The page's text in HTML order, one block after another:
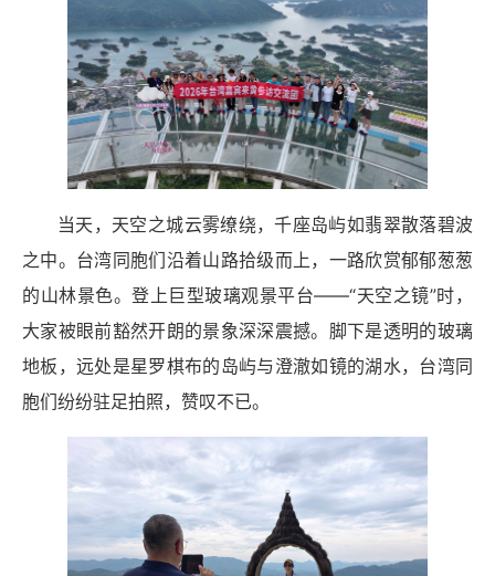
当天，天空之城云雾缭绕，千座岛屿如翡翠散落碧波
之中。台湾同胞们沿着山路拾级而上，一路欣赏郁郁葱葱
的山林景色。登上巨型玻璃观景平台——“天空之镜”时，
大家被眼前豁然开朗的景象深深震撼。脚下是透明的玻璃
地板，远处是星罗棋布的岛屿与澄澈如镜的湖水，台湾同
胞们纷纷驻足拍照，赞叹不已。